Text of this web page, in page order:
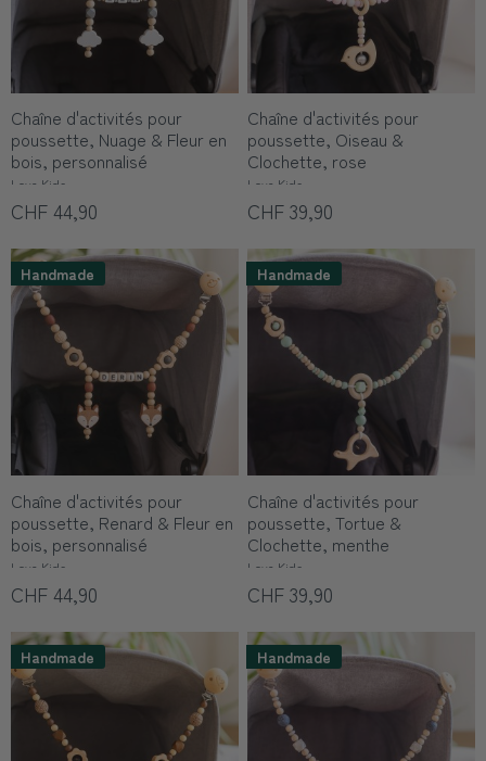
Chaîne d'activités pour
poussette, Nuage & Fleur en
bois, personnalisé
Love Kids
CHF 44,90
Chaîne d'activités pour
poussette, Oiseau &
Clochette, rose
Love Kids
CHF 39,90
Handmade
Chaîne d'activités pour
poussette, Renard & Fleur en
bois, personnalisé
Love Kids
CHF 44,90
Handmade
Chaîne d'activités pour
poussette, Tortue &
Clochette, menthe
Love Kids
CHF 39,90
Handmade Handmade